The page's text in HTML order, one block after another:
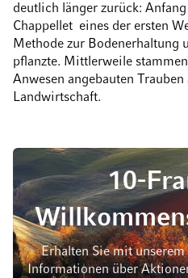
deutlich länger zurück:
Chappellet eines der ersten
Methode zur Bodenerhaltung
pflanzte. Mittlerweile
Anwesen angebauten
Landwirtschaft.
10-
Erhalten Sie mit
Informationen über